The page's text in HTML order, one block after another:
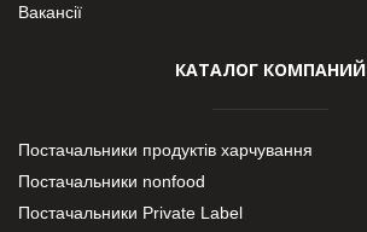
Вакансії
КАТАЛОГ КОМПАНИЙ
Постачальники продуктів харчування
Постачальники nonfood
Постачальники Private Label